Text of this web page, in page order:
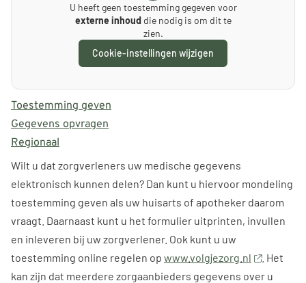
U heeft geen toestemming gegeven voor
externe inhouddie nodig is om dit te
zien.
Cookie-instellingen wijzigen
Toestemming geven
Gegevens opvragen
Regionaal
Wilt u dat zorgverleners uw medische gegevens
elektronisch kunnen delen? Dan kunt u hiervoor mondeling
toestemming geven als uw huisarts of apotheker daarom
vraagt. Daarnaast kunt u het formulier uitprinten, invullen
en inleveren bij uw zorgverlener. Ook kunt u uw
toestemming online regelen op www.volgjezorg.nl
. Het
kan zijn dat meerdere zorgaanbieders gegevens over u